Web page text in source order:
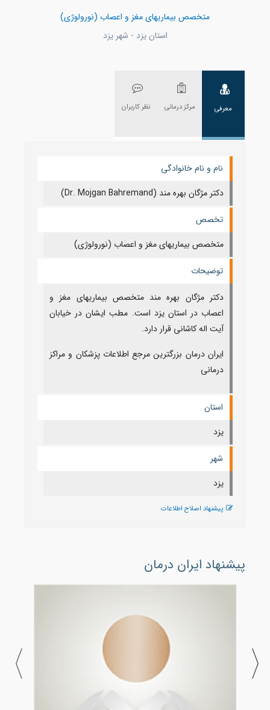
متخصص بیماریهای مغز و اعصاب (نورولوژی)
استان یزد - شهر يزد
معرفی مرکز درمانی نظر کاربران
نام و نام خانوادگی
دکتر مژگان بهره مند (Dr. Mojgan Bahremand)
تخصص
متخصص بیماریهای مغز و اعصاب (نورولوژی)
توضیحات
دکتر مژگان بهره مند متخصص بیماریهای مغز و
اعصاب در استان یزد است. مطب ایشان در خیابان
آیت اله کاشانی قرار دارد.
ایران درمان بزرگترین مرجع اطلاعات پزشکان و مراکز
درمانی
استان
یزد
شهر
يزد
پیشنهاد اصلاح اطلاعات
پیشنهاد ایران درمان